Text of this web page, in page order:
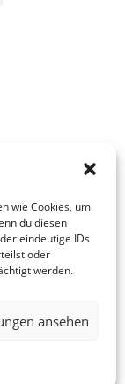
wie Cookies, um
du diesen
eindeutige IDs
oder
werden.
ansehen